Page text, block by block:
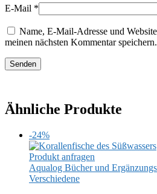
E-Mail *
Name, E-Mail-Adresse und
meinen nächsten Kommentar speichern.
Ähnliche Produkte
-24%
Produkt anfragen
Aqualog Bücher und
Verschiedene